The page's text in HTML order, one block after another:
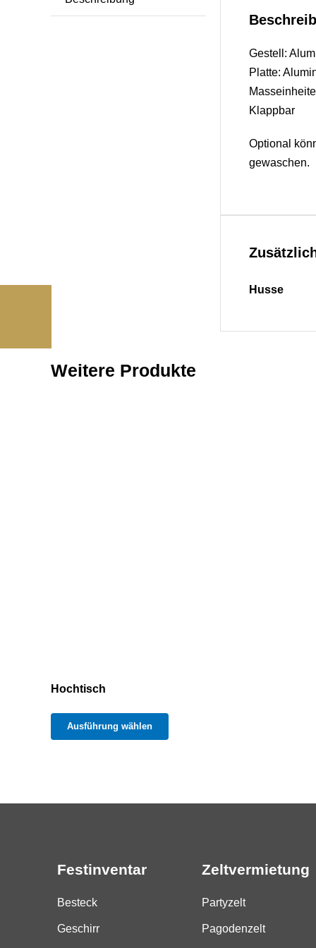
Gestell:
Platte:
Klappbar
Optional
gewaschen.
Husse
Weitere Produkte
Hochtisch
Ausführung wählen
Produkt
können
Produktseite
Festinventar
Besteck
Geschirr
Zeltvermietung
Partyzelt
Pagodenzelt